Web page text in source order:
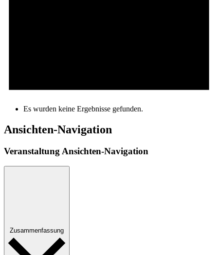
Es wurden keine Ergebnisse gefunden.
Ansichten-Navigation
Veranstaltung Ansichten-Navigation
Zusammenfassung